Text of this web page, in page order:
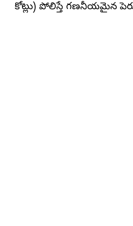
కోట్లు) పోలిస్తే గణనీయమైన